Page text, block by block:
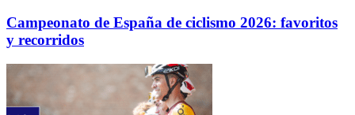
Campeonato de España de ciclismo 2026: favoritos
y recorridos